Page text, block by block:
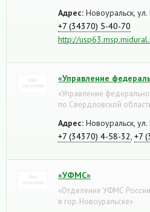
Адрес: Новоуральск, ул.
+7 (34370) 5-40-70
http://
«Управление
«Управление
по Свердловской
Адрес: Новоуральск, ул.
+7 (34370) 4-58-32 +7
«УФМС»
«Отделение УФМС
в гор. Новоуральске»